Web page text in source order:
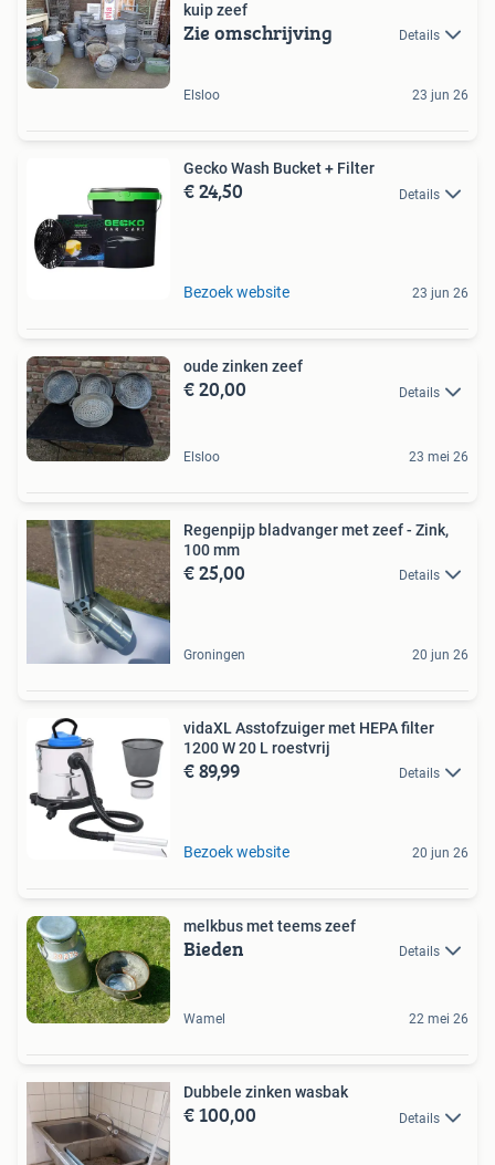
kuip zeef
Zie omschrijving Details
Elsloo 23 jun 26
Gecko Wash Bucket + Filter
€ 24,50 Details
Bezoek website 23 jun 26
oude zinken zeef
€ 20,00 Details
Elsloo 23 mei 26
Regenpijp bladvanger met zeef - Zink,
100 mm
€ 25,00 Details
Groningen 20 jun 26
vidaXL Asstofzuiger met HEPA filter
1200 W 20 L roestvrij
€ 89,99 Details
Bezoek website 20 jun 26
melkbus met teems zeef
Bieden Details
Wamel 22 mei 26
Dubbele zinken wasbak
€ 100,00 Details